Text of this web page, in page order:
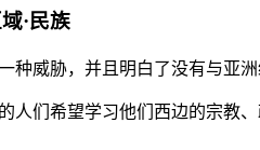
·民族
种威胁，并且明白了没有与亚
人们希望学习他们西边的宗教